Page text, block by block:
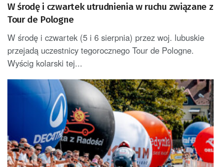
W środę i czwartek utrudnienia w ruchu związane z
Tour de Pologne
W środę i czwartek (5 i 6 sierpnia) przez woj. lubuskie
przejadą uczestnicy tegorocznego Tour de Pologne.
Wyścig kolarski tej...